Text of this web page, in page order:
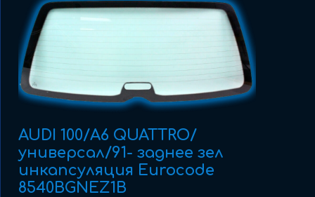
AUDI 100/A6 QUATTRO/
универсал/91- заднее зел
инкапсуляция Eurocode
8540BGNEZ1B